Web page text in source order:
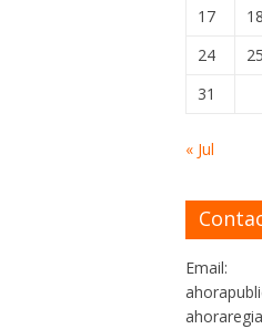
17
18
24
25
31
« Jul
Email: